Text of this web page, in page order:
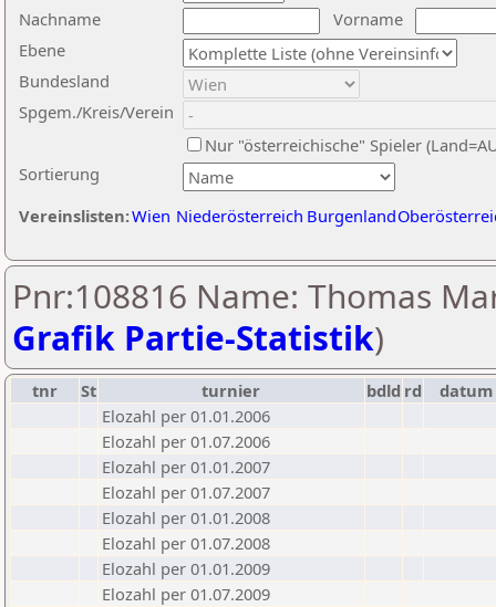
Nachname
Vorname
Ebene
Sortierung
Bundesland
Spgem./Kreis/Verein
Nur "österreichische" Spieler
Vereinslisten:Wien Niederösterreich Burgenland
Pnr:108816 Name: Thomas
Grafik Partie-Statistik)
tnr St turnier bdld rd
datum
Elozahl per 01.01.2006
Elozahl per 01.07.2006
Elozahl per 01.01.2007
Elozahl per 01.07.2007
Elozahl per 01.01.2008
Elozahl per 01.07.2008
Elozahl per 01.01.2009
Elozahl per 01.07.2009